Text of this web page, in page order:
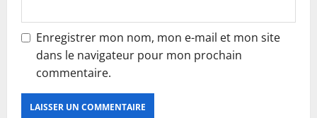
Enregistrer mon nom, mon e-mail et mon site
dans le navigateur pour mon prochain
commentaire.